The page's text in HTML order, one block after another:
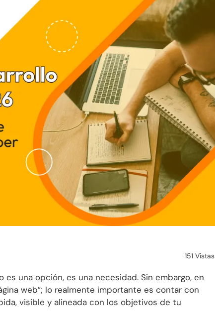
151 Vistas
una opción, es una necesidad. Sin embargo, en
web”; lo realmente importante es contar con
visible y alineada con los objetivos de tu